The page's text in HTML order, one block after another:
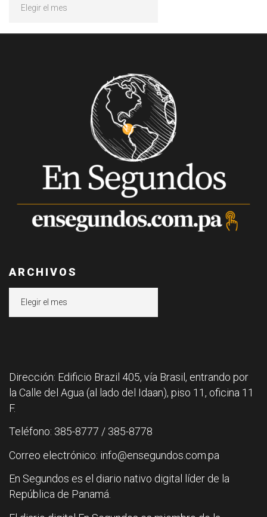
ARCHIVOS
Dirección: Edificio Brazil 405, vía Brasil, entrando por
la Calle del Agua (al lado del Idaan), piso 11, oficina 11
F.
Teléfono: 385-8777 / 385-8778
Correo electrónico: info@ensegundos.com.pa
En Segundos es el diario nativo digital líder de la
República de Panamá.